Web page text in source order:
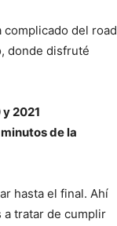
del road
donde disfruté
2021
de la
hasta el final. Ahí
a tratar de cumplir